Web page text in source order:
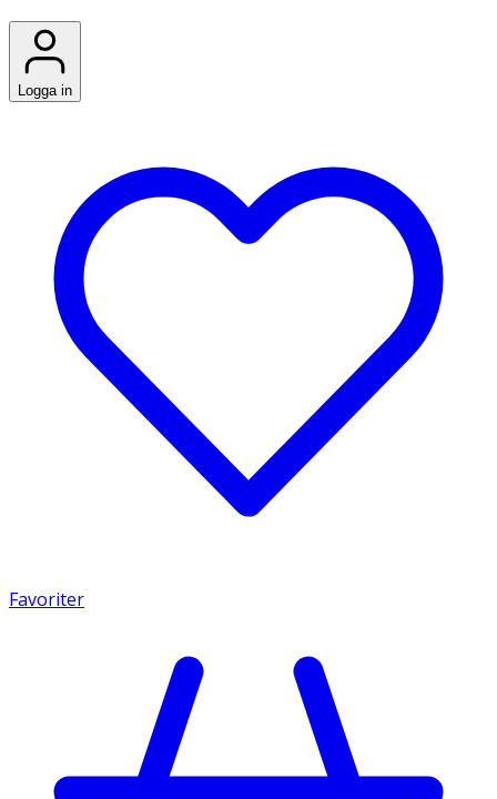
Logga in
Favoriter